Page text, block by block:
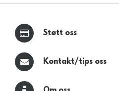
Støtt oss
Kontakt/tips oss